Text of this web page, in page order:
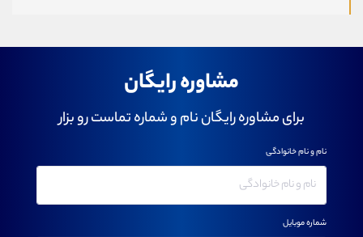
مشاوره رایگان
برای مشاوره رایگان نام و شماره تماست رو بزار
نام و نام خانوادگی
شماره موبایل